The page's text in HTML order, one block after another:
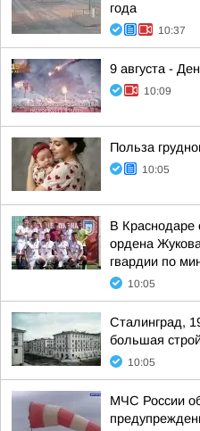
года
10:37
9 августа -
10:09
Польза
10:05
В Краснодаре
ордена
гвардии по
10:05
Сталинград,
большая
10:05
МЧС России